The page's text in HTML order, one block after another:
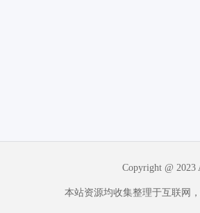
Copyright @
本站资源均收集整理于互联网